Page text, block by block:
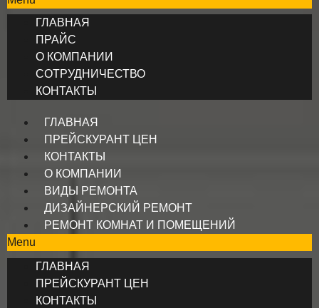
ГЛАВНАЯ
ПРАЙС
О КОМПАНИИ
СОТРУДНИЧЕСТВО
КОНТАКТЫ
ГЛАВНАЯ
ПРЕЙСКУРАНТ ЦЕН
КОНТАКТЫ
О КОМПАНИИ
ВИДЫ РЕМОНТА
ДИЗАЙНЕРСКИЙ РЕМОНТ
РЕМОНТ КОМНАТ И ПОМЕЩЕНИЙ
Menu
ГЛАВНАЯ
ПРЕЙСКУРАНТ ЦЕН
КОНТАКТЫ